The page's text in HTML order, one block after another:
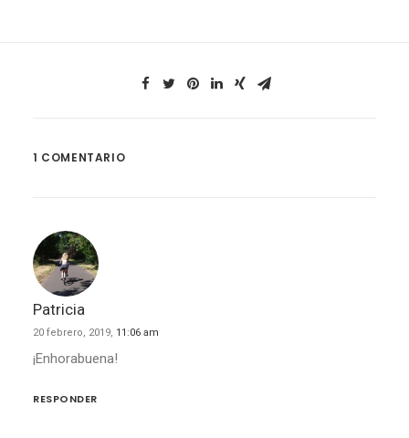
1 COMENTARIO
Patricia
20 febrero, 2019, 11:06 am
¡Enhorabuena!
RESPONDER